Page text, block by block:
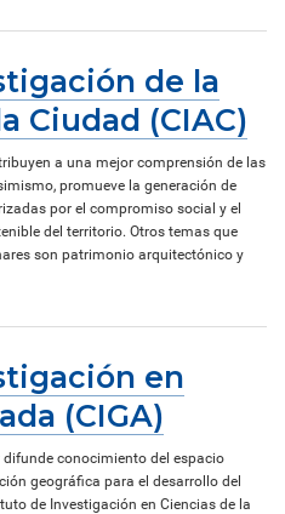
de la
Ciudad (CIAC)
a una mejor comprensión de las
promueve la generación de
por el compromiso social y el
del territorio. Otros temas que
son patrimonio arquitectónico y
en
(CIGA)
conocimiento del espacio
geográfica para el desarrollo del
de Investigación en Ciencias de la